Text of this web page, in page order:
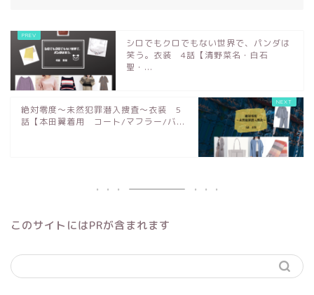
シロでもクロでもない世界で、パンダは
笑う。衣装 4話【清野菜名・白石
聖・...
絶対零度～未然犯罪潜入捜査～衣装 5
話【本田翼着用 コート/マフラー/バ...
このサイトにはPRが含まれます